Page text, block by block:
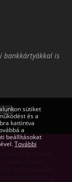
bankkártyákkal is
A technikai
szoftvereknél
és kiadók
változtatásokra,
sütiket
és a
kattintva
a
beállításokat
További